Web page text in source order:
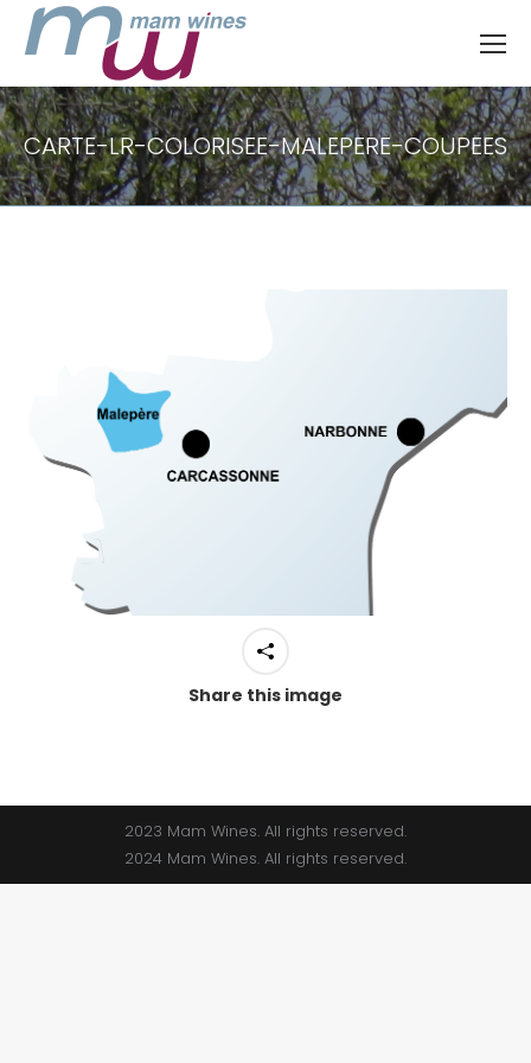
CARTE-LR-COLORISEE-MALEPERE-COUPEES
Vous êtes ici :
Share this image
2023 Mam Wines. All rights reserved.
2024 Mam Wines. All rights reserved.